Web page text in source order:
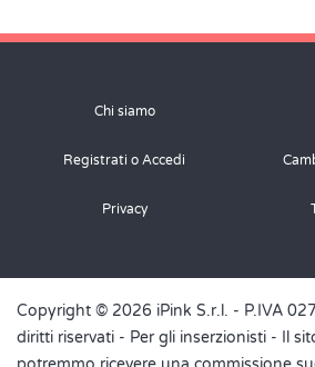
Chi siamo
Registrati o Accedi
Privacy
Copyright © 2026 iPink S.r.l. - P.IVA
diritti riservati - Per gli inserzionisti - Il